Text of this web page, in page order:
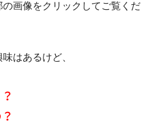
画像をクリックしてご覧くだ
はあるけど、